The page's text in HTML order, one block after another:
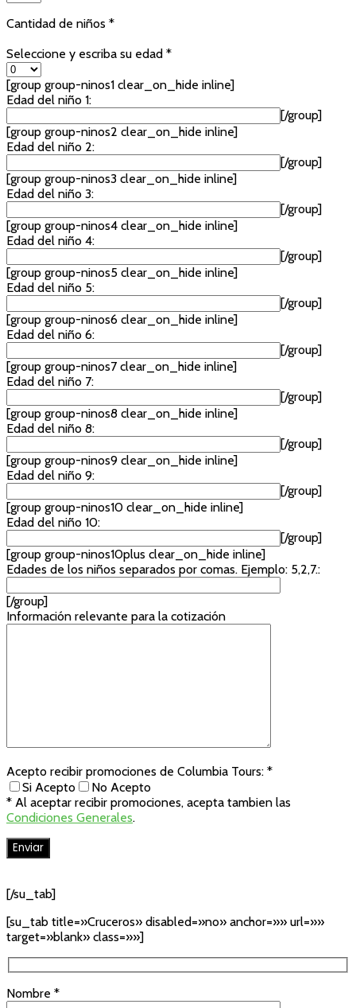
Cantidad de niños *
Seleccione y escriba su edad *
[group group-ninos1 clear_on_hide inline]
Edad del niño 1:
[/group]
[group group-ninos2 clear_on_hide inline]
Edad del niño 2:
[/group]
[group group-ninos3 clear_on_hide inline]
Edad del niño 3:
[/group]
[group group-ninos4 clear_on_hide inline]
Edad del niño 4:
[/group]
[group group-ninos5 clear_on_hide inline]
Edad del niño 5:
[/group]
[group group-ninos6 clear_on_hide inline]
Edad del niño 6:
[/group]
[group group-ninos7 clear_on_hide inline]
Edad del niño 7:
[/group]
[group group-ninos8 clear_on_hide inline]
Edad del niño 8:
[/group]
[group group-ninos9 clear_on_hide inline]
Edad del niño 9:
[/group]
[group group-ninos10 clear_on_hide inline]
Edad del niño 10:
[/group]
[group group-ninos10plus clear_on_hide inline]
Edades de los niños separados por comas. Ejemplo: 5,2,7.:
[/group]
Información relevante para la cotización
Acepto recibir promociones de Columbia Tours: *
Si Acepto
No Acepto
* Al aceptar recibir promociones, acepta tambien las
Condiciones Generales.
[/su_tab]
[su_tab title=»Cruceros» disabled=»no» anchor=»» url=»»
target=»blank» class=»»]
Nombre *